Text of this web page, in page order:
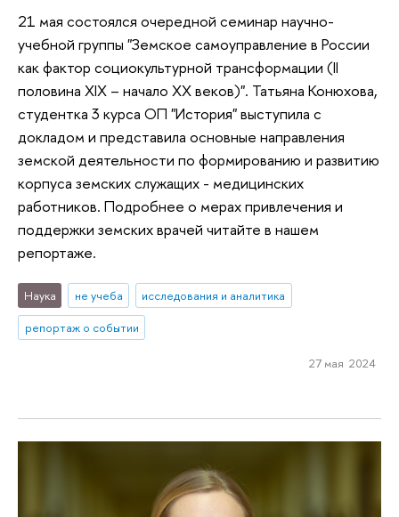
21 мая состоялся очередной семинар научно-
учебной группы "Земское самоуправление в России
как фактор социокультурной трансформации (II
половина XIX – начало XX веков)". Татьяна Конюхова,
студентка 3 курса ОП "История" выступила с
докладом и представила основные направления
земской деятельности по формированию и развитию
корпуса земских служащих - медицинских
работников. Подробнее о мерах привлечения и
поддержки земских врачей читайте в нашем
репортаже.
Наука не учеба
исследования и аналитика
репортаж о событии
27 мая 2024